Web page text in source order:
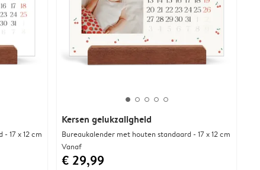
17 x 12 cm
Kersen gelukzaligheid
Bureaukalender met houten standaard - 17 x 12 cm
Vanaf
€ 29,99